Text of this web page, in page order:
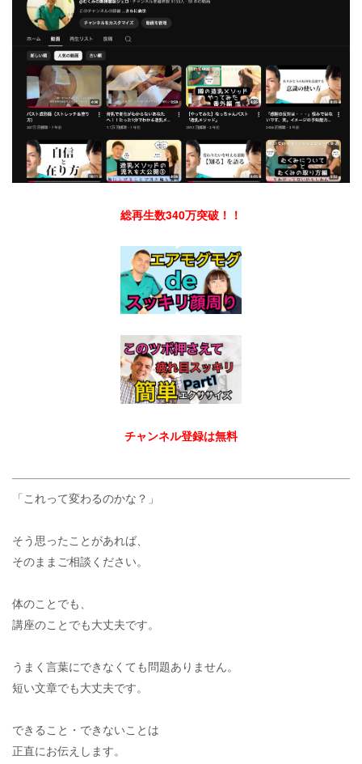
総再生数340万突破！！
チャンネル登録は無料
「これって変わるのかな？」
そう思ったことがあれば、
そのままご相談ください。
体のことでも、
講座のことでも大丈夫です。
うまく言葉にできなくても問題ありません。
短い文章でも大丈夫です。
できること・できないことは
正直にお伝えします。